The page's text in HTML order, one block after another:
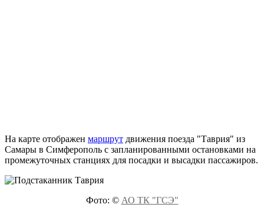
На карте отображен маршрут движения поезда "Таврия" из
Самары в Симферополь с запланированными остановками на
промежуточных станциях для посадки и высадки пассажиров.
Фото: © АО ТК "ГСЭ"